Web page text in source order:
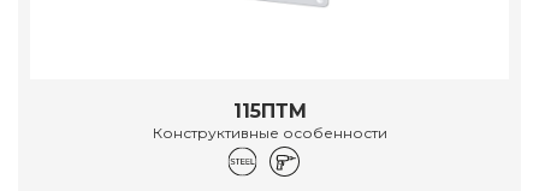
115ПТМ
Конструктивные особенности